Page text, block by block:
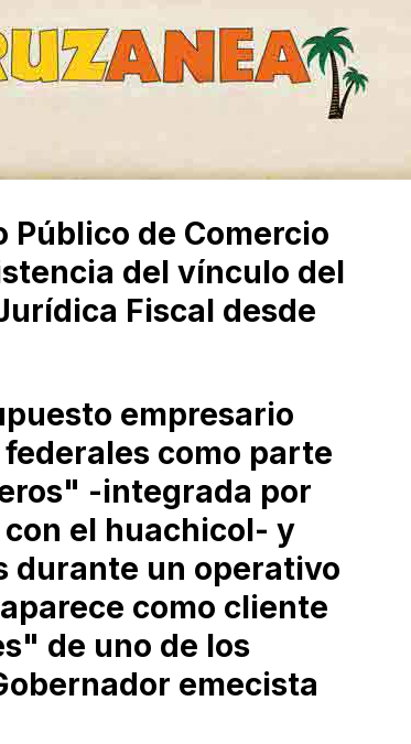
de Comercio
del vínculo del
Fiscal desde
empresario
como parte
-integrada por
el huachicol- y
durante un operativo
como cliente
de uno de los
emecista